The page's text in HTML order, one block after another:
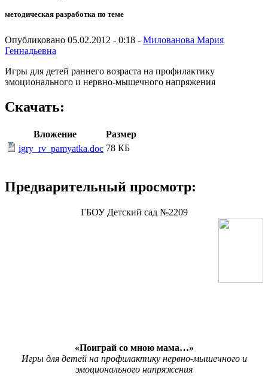
методическая разработка по теме
Опубликовано 05.02.2012 - 0:18 - Милованова Мария
Геннадьевна
Игры для детей раннего возраста на профилактику
эмоционального и нервно-мышечного напряжения
Скачать:
Вложение
Размер
igry_rv_pamyatka.doc 78 КБ
Предварительный просмотр:
ГБОУ Детский сад №2209
«Поиграй со мною мама…»
Игры для детей на профилактику нервно-мышечного и
эмоционального напряжения